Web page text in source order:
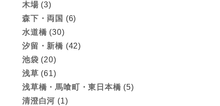
木場 (3)
森下・両国 (6)
水道橋 (30)
汐留・新橋 (42)
池袋 (20)
浅草 (61)
浅草橋・馬喰町・東日本橋 (5)
清澄白河 (1)